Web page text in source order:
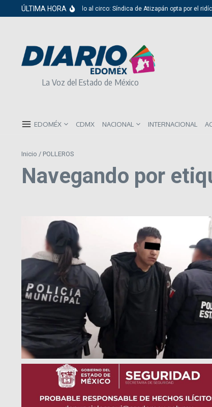
Saltar al contenido
ÚLTIMA HORADel cabildo al circo: Síndica de Atizapán opta por el
La Voz del Estado de México
EDOMÉX CDMX NACIONAL INTERNACIONAL
Inicio / POLLEROS
Navegando por